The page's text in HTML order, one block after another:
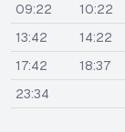
09:22
10:22
13:42
14:22
17:42
18:37
23:34